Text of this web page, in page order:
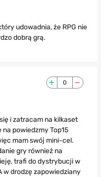
udowadnia, że RPG nie
dobrą grą.
0
i zatracam na kilkaset
powiedzmy Top15
mam swój mini-cel.
gry również na
trafi do dystrybucji w
w drodzę zapowiedziany